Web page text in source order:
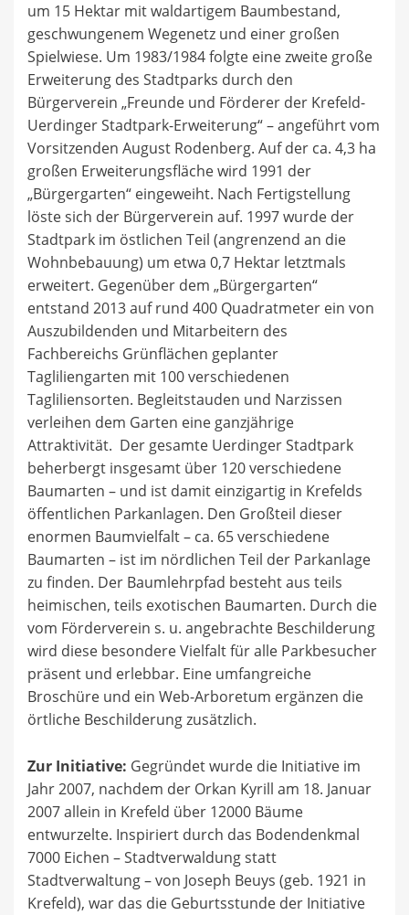
um 15 Hektar mit waldartigem Baumbestand,
geschwungenem Wegenetz und einer großen
Spielwiese. Um 1983/1984 folgte eine zweite große
Erweiterung des Stadtparks durch den
Bürgerverein „Freunde und Förderer der Krefeld-
Uerdinger Stadtpark-Erweiterung“ – angeführt vom
Vorsitzenden August Rodenberg. Auf der ca. 4,3 ha
großen Erweiterungsfläche wird 1991 der
„Bürgergarten“ eingeweiht. Nach Fertigstellung
löste sich der Bürgerverein auf. 1997 wurde der
Stadtpark im östlichen Teil (angrenzend an die
Wohnbebauung) um etwa 0,7 Hektar letztmals
erweitert. Gegenüber dem „Bürgergarten“
entstand 2013 auf rund 400 Quadratmeter ein von
Auszubildenden und Mitarbeitern des
Fachbereichs Grünflächen geplanter
Tagliliengarten mit 100 verschiedenen
Tagliliensorten. Begleitstauden und Narzissen
verleihen dem Garten eine ganzjährige
Attraktivität. Der gesamte Uerdinger Stadtpark
beherbergt insgesamt über 120 verschiedene
Baumarten – und ist damit einzigartig in Krefelds
öffentlichen Parkanlagen. Den Großteil dieser
enormen Baumvielfalt – ca. 65 verschiedene
Baumarten – ist im nördlichen Teil der Parkanlage
zu finden. Der Baumlehrpfad besteht aus teils
heimischen, teils exotischen Baumarten. Durch die
vom Förderverein s. u. angebrachte Beschilderung
wird diese besondere Vielfalt für alle Parkbesucher
präsent und erlebbar. Eine umfangreiche
Broschüre und ein Web-Arboretum ergänzen die
örtliche Beschilderung zusätzlich.
Zur Initiative: Gegründet wurde die Initiative im
Jahr 2007, nachdem der Orkan Kyrill am 18. Januar
2007 allein in Krefeld über 12000 Bäume
entwurzelte. Inspiriert durch das Bodendenkmal
7000 Eichen – Stadtverwaldung statt
Stadtverwaltung – von Joseph Beuys (geb. 1921 in
Krefeld), war das die Geburtsstunde der Initiative